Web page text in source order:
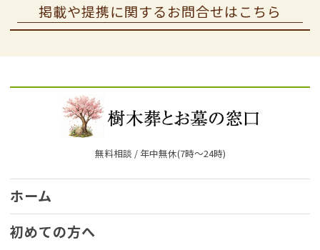
掲載や提携に関するお問合せはこちら
無料相談 / 年中無休(7時〜24時)
ホーム
初めての方へ